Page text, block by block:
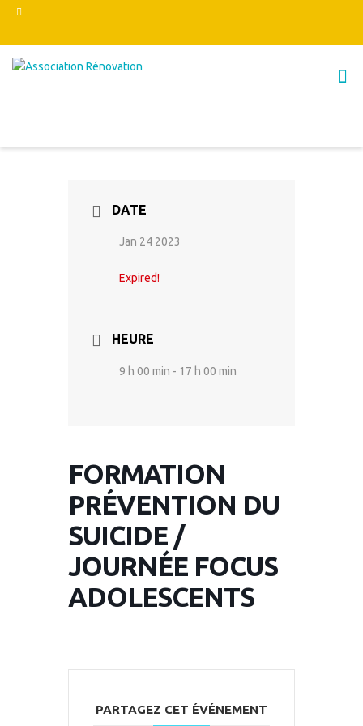
DATE
Jan 24 2023
Expired!
HEURE
9 h 00 min - 17 h 00 min
FORMATION
PRÉVENTION DU
SUICIDE /
JOURNÉE FOCUS
ADOLESCENTS
PARTAGEZ CET ÉVÉNEMENT